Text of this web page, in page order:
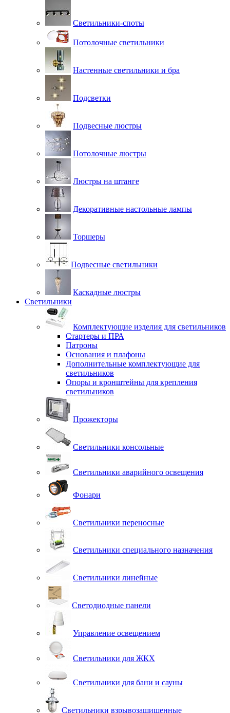
Светильники-споты
Потолочные светильники
Настенные светильники и бра
Подсветки
Подвесные люстры
Потолочные люстры
Люстры на штанге
Декоративные настольные лампы
Торшеры
Подвесные светильники
Каскадные люстры
Светильники
Комплектующие изделия для светильников
Стартеры и ПРА
Патроны
Основания и плафоны
Дополнительные комплектующие для
светильников
Опоры и кронштейны для крепления
светильников
Прожекторы
Светильники консольные
Светильники аварийного освещения
Фонари
Светильники переносные
Светильники специального назначения
Светильники линейные
Светодиодные панели
Управление освещением
Светильники для ЖКХ
Светильники для бани и сауны
Светильники взрывозащищенные